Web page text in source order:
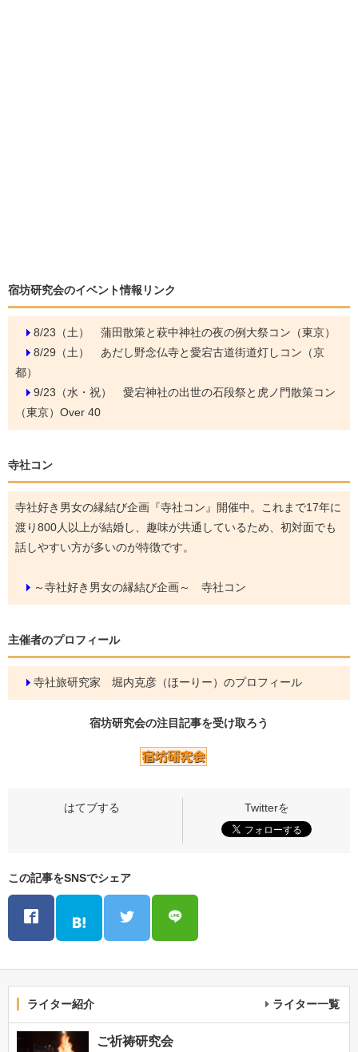
宿坊研究会のイベント情報リンク
8/23（土） 蒲田散策と萩中神社の夜の例大祭コン（東京）
8/29（土） あだし野念仏寺と愛宕古道街道灯しコン（京
都）
9/23（水・祝） 愛宕神社の出世の石段祭と虎ノ門散策コン
（東京）Over 40
寺社コン
寺社好き男女の縁結び企画『寺社コン』開催中。これまで17年に
渡り800人以上が結婚し、趣味が共通しているため、初対面でも
話しやすい方が多いのが特徴です。
～寺社好き男女の縁結び企画～ 寺社コン
主催者のプロフィール
寺社旅研究家 堀内克彦（ほーりー）のプロフィール
宿坊研究会の注目記事を受け取ろう
この記事をSNSでシェア
ライター紹介 ライター一覧
ご祈祷研究会